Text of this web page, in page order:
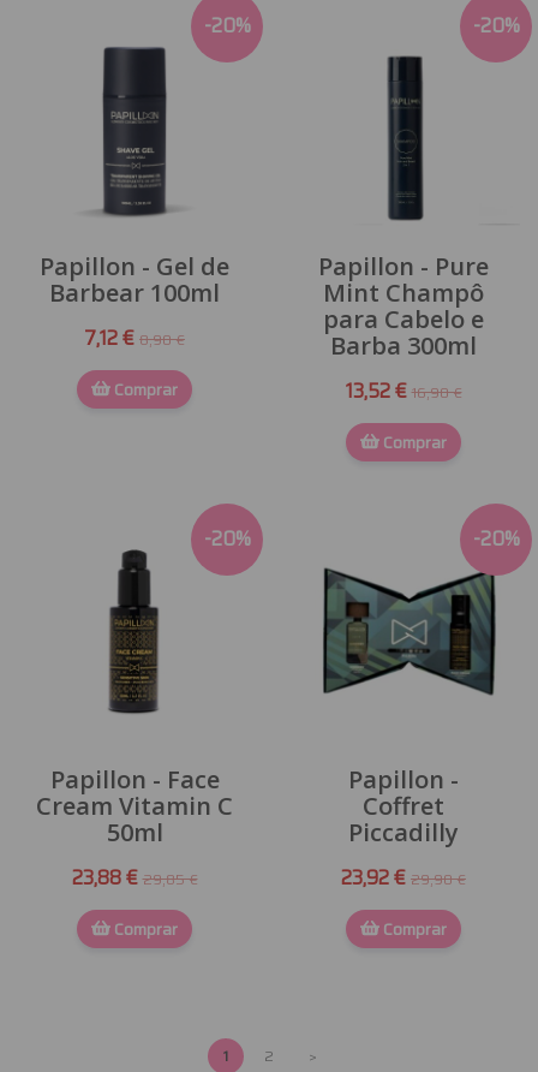
-20%
Papillon - Gel de
Barbear 100ml
7,12 € 8,90 €
Comprar
-20%
Papillon - Pure
Mint Champô
para Cabelo e
Barba 300ml
13,52 €16,90 €
Comprar
-20%
Papillon - Face
Cream Vitamin C
50ml
23,88 €29,85 €
Comprar
-20%
Papillon -
Coffret
Piccadilly
23,92 € 29,90 €
Comprar
1 2 >